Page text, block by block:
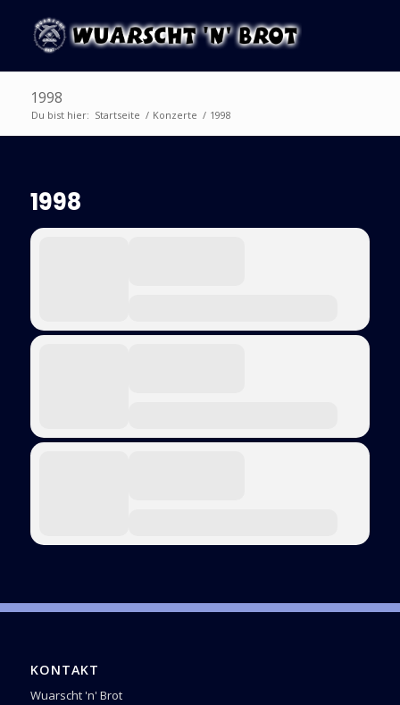
1998
Du bist hier: Startseite / Konzerte / 1998
1998
KONTAKT
Wuarscht 'n' Brot